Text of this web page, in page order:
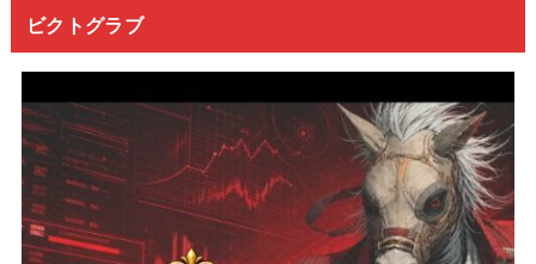
ビクトグラブ